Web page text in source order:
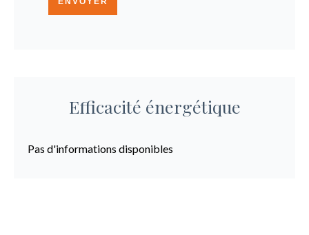
Efficacité énergétique
Pas d'informations disponibles